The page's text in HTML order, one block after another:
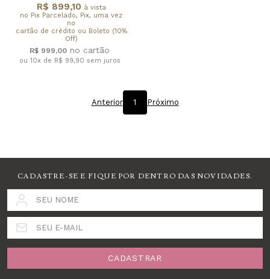
R$ 899,10 à vista
no Pix Parcelado, Pix, uma vez
no
cartão de crédito ou Boleto (10%
Off)
R$ 999,00
ou 10x de R$ 99,90 sem juros
Anterior 1 Próximo
CADASTRE-SE E FIQUE POR DENTRO DAS NOVIDADES.
SEU NOME
SEU E-MAIL
CADASTRAR